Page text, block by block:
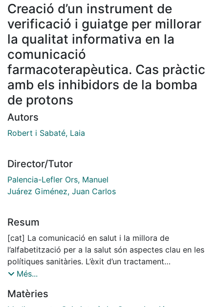
Creació d’un instrument de
verificació i guiatge per millorar
la qualitat informativa en la
comunicació
farmacoterapèutica. Cas pràctic
amb els inhibidors de la bomba
de protons
Autors
Robert i Sabaté, Laia
Director/Tutor
Palencia-Lefler Ors, Manuel
Juárez Giménez, Juan Carlos
Resum
[cat] La comunicació en salut i la millora de
l’alfabetització per a la salut són aspectes clau en les
polítiques sanitàries. L’èxit d’un tractament
farmacològic no només depèn de l’eficàcia del
pacient té sobre aquest medicament i del seu grau
Més...
Matèries